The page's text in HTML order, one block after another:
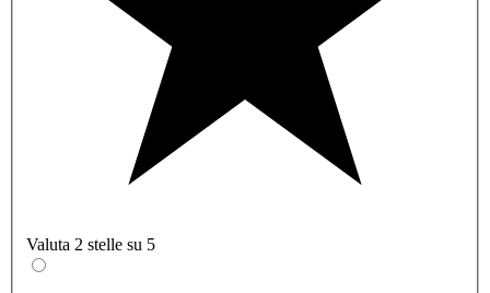
Valuta 2 stelle su 5